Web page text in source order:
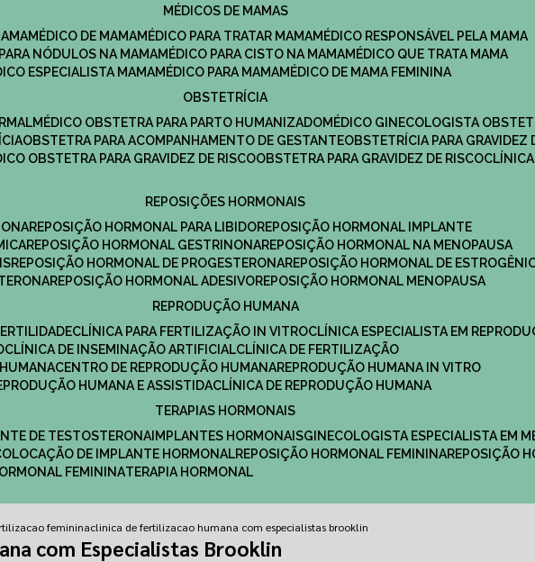
MÉDICOS DE MAMAS
MÉDICO DE MAMA MÉDICO PARA TRATAR MAMA
MÉDICO RESPONSÁVEL PELA MAMA
PARA NÓDULOS NA MAMA MÉDICO PARA CISTO NA MAMA
MÉDICO QUE TRATA MAMA
ESPECIALISTA MAMA MÉDICO PARA MAMA
MÉDICO DE MAMA FEMININA
OBSTETRÍCIA
MÉDICO OBSTETRA PARA PARTO HUMANIZADO
MÉDICO GINECOLOGISTA
OBSTETRA PARA ACOMPANHAMENTO DE GESTANTE
OBSTETRÍCIA PARA GRAVIDEZ
OBSTETRA PARA GRAVIDEZ DE RISCO OBSTETRA PARA GRAVIDEZ DE RISCO
REPOSIÇÕES HORMONAIS
REPOSIÇÃO HORMONAL PARA LIBIDO
REPOSIÇÃO HORMONAL IMPLANTE
REPOSIÇÃO HORMONAL GESTRINONA
REPOSIÇÃO HORMONAL NA MENOPAUSA
REPOSIÇÃO HORMONAL DE PROGESTERONA
REPOSIÇÃO HORMONAL DE
REPOSIÇÃO HORMONAL ADESIVO
REPOSIÇÃO HORMONAL MENOPAUSA
REPRODUÇÃO HUMANA
CLÍNICA PARA FERTILIZAÇÃO IN VITRO
CLÍNICA ESPECIALISTA EM
CLÍNICA DE INSEMINAÇÃO ARTIFICIAL
CLÍNICA DE FERTILIZAÇÃO
HUMANA
CENTRO DE REPRODUÇÃO HUMANA
REPRODUÇÃO HUMANA IN VITRO
HUMANA E ASSISTIDA
CLÍNICA DE REPRODUÇÃO HUMANA
TERAPIAS HORMONAIS
DE TESTOSTERONA IMPLANTES HORMONAIS
GINECOLOGISTA ESPECIALISTA EM
DE IMPLANTE HORMONAL
REPOSIÇÃO HORMONAL FEMININA
REPOSIÇÃO
FEMININA TERAPIA HORMONAL
femininaclinica de fertilizacao humana com especialistas brooklin
com Especialistas Brooklin